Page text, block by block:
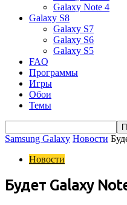
Galaxy Note 4
Galaxy S8
Galaxy S7
Galaxy S6
Galaxy S5
FAQ
Программы
Игры
Обои
Темы
Samsung Galaxy Новости
Новости
Будет Galaxy